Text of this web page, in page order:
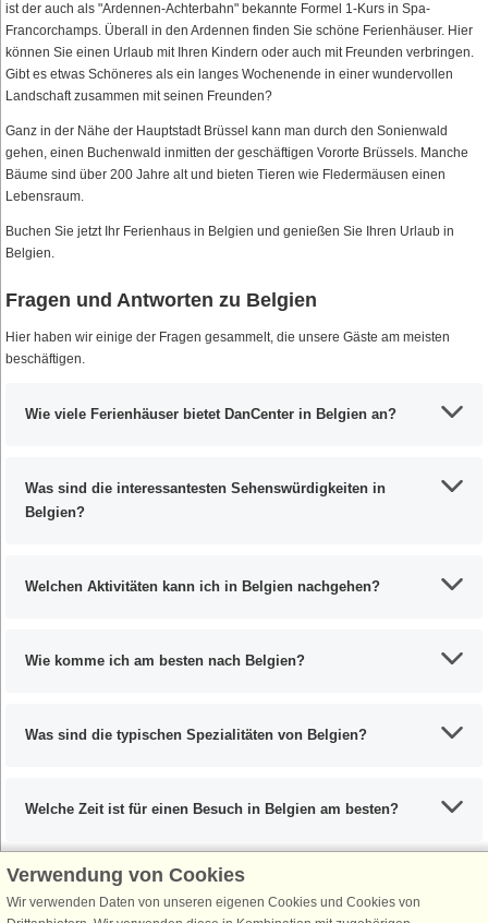
ist der auch als "Ardennen-Achterbahn" bekannte Formel 1-Kurs in Spa-
Francorchamps. Überall in den Ardennen finden Sie schöne Ferienhäuser. Hier
können Sie einen Urlaub mit Ihren Kindern oder auch mit Freunden verbringen.
Gibt es etwas Schöneres als ein langes Wochenende in einer wundervollen
Landschaft zusammen mit seinen Freunden?
Ganz in der Nähe der Hauptstadt Brüssel kann man durch den Sonienwald
gehen, einen Buchenwald inmitten der geschäftigen Vororte Brüssels. Manche
Bäume sind über 200 Jahre alt und bieten Tieren wie Fledermäusen einen
Lebensraum.
Buchen Sie jetzt Ihr Ferienhaus in Belgien und genießen Sie Ihren Urlaub in
Belgien.
Fragen und Antworten zu Belgien
Hier haben wir einige der Fragen gesammelt, die unsere Gäste am meisten
beschäftigen.
Wie viele Ferienhäuser bietet DanCenter in Belgien an?
Was sind die interessantesten Sehenswürdigkeiten in
Belgien?
Welchen Aktivitäten kann ich in Belgien nachgehen?
Wie komme ich am besten nach Belgien?
Was sind die typischen Spezialitäten von Belgien?
Welche Zeit ist für einen Besuch in Belgien am besten?
Verwendung von Cookies
Wir verwenden Daten von unseren eigenen Cookies und Cookies von